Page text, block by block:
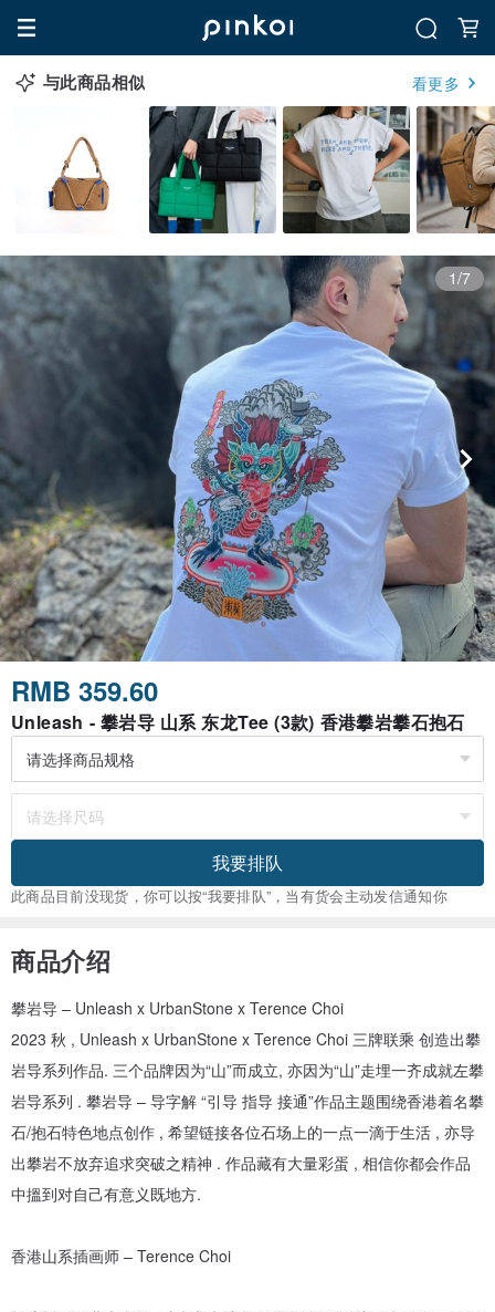
与此商品相似 看更多
1/7
RMB 359.60
Unleash - 攀岩导 山系 东龙Tee (3款) 香港攀岩攀石抱石
我要排队
此商品目前没现货，你可以按“我要排队”，当有货会主动发信通知你
商品介绍
攀岩导 – Unleash x UrbanStone x Terence Choi
2023 秋 , Unleash x UrbanStone x Terence Choi 三牌联乘 创造出攀
岩导系列作品. 三个品牌因为“山”而成立, 亦因为“山”走埋一齐成就左攀
岩导系列 . 攀岩导 – 导字解 “引导 指导 接通”作品主题围绕香港着名攀
石/抱石特色地点创作 , 希望链接各位石场上的一点一滴于生活 , 亦导
出攀岩不放弃追求突破之精神 . 作品藏有大量彩蛋 , 相信你都会作品
中搵到对自己有意义既地方.
香港山系插画师 – Terence Choi